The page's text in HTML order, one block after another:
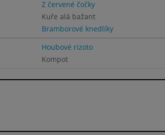
Z červené čočky
Kuře alá bažant
Bramborové knedlíky
Houbové rizoto
Kompot